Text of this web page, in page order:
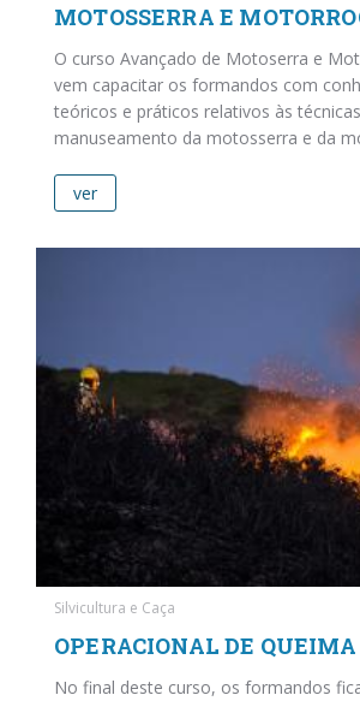
MOTOSSERRA E
O curso Avançado de Motoserra e
vem capacitar os formandos com
teóricos e práticos relativos às
manuseamento da motosserra e da
ver
Silvicultura e Caça
OPERACIONAL DE QUEIMA
No final deste curso, os formandos